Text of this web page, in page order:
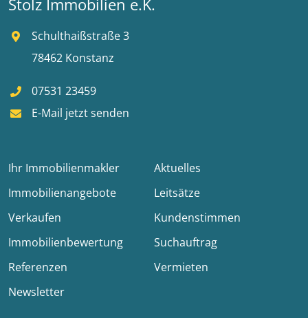
Stolz Immobilien e.K.
Schulthaißstraße 3
78462 Konstanz
07531 23459
E-Mail jetzt senden
Ihr Immobilienmakler
Aktuelles
Immobilienangebote
Leitsätze
Verkaufen
Kundenstimmen
Immobilienbewertung
Suchauftrag
Referenzen
Vermieten
Newsletter